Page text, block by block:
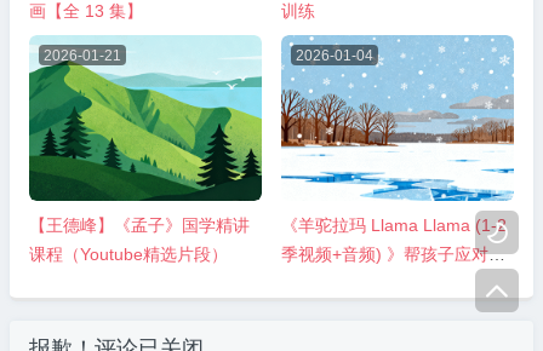


画【全 13 集】
训练
2026-01-21
【王德峰】《孟子》国学精讲
课程（Youtube精选片段）
2026-01-04
《羊驼拉玛 Llama Llama (1-2
季视频+音频) 》帮孩子应对成